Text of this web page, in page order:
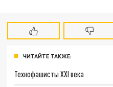
ЧИТАЙТЕ ТАКЖЕ:
Технофашисты XXI века